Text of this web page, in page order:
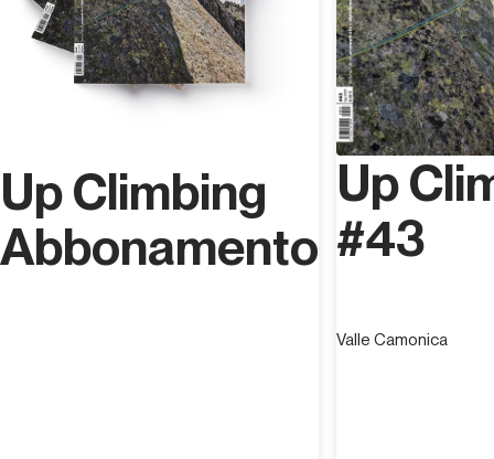
Up Climbing
Abbonamento
Up
#43
Valle Camonica